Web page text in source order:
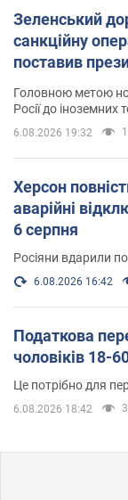
Зеленський
санкційну
поставив
Головною метою
Росії до іноземних
6.08.2026 19:32
Херсон
аварійні
6 серпня
Росіяни вдарили
6.08.2026 16:42
Податкова
чоловіків 18-
Це потрібно для
6.08.2026 18:42